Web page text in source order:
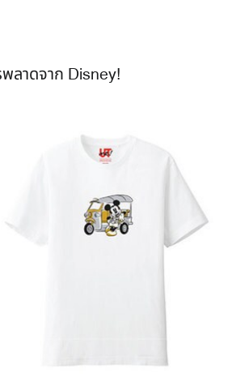
ลาดจาก Disney!